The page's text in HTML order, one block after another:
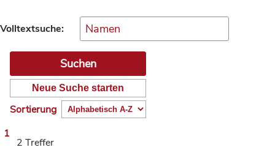
Volltextsuche:
Neue Suche starten
Sortierung
1
2 Treffer